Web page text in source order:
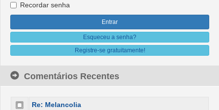
Recordar senha
Esqueceu a senha?
Registre-se gratuitamente!
Comentários Recentes
Re: Melancolia